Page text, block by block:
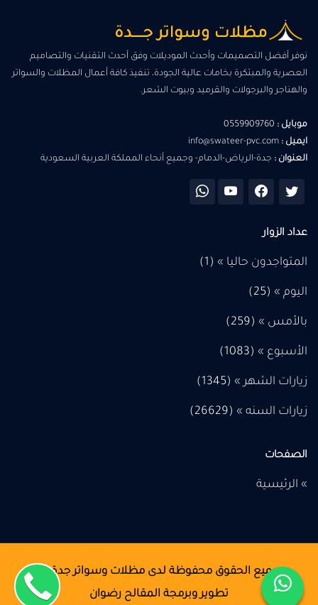
نوفر أفضل التصميمات وأحدث الموديلات وفق أحدث التقنيات والتصاميم
العصرية والمبتكرة بخامات عالية الجودة، تنفيذ كافة أعمال المظلات والسواتر
والهناجر والبرجولات والقرميد وبيوت الشعر.
موبايل : 0559909760
ايميل :
العنوان : جدة-الرياض-الدمام- وجميع أنحاء المملكة العربية السعودية
عداد الزوار
المتواجدون حاليا » (1)
اليوم » (25
)
بالأمس » (259
)
الأسبوع » (1083
)
زيارات الشهر » (1345
)
زيارات السنه » (26629
)
الصفحات
» الرئيسية
© جميع الحقوق محفوظة لدىمظلات وسواتر جدة
تطوير وبرمجة المقالح رضوان